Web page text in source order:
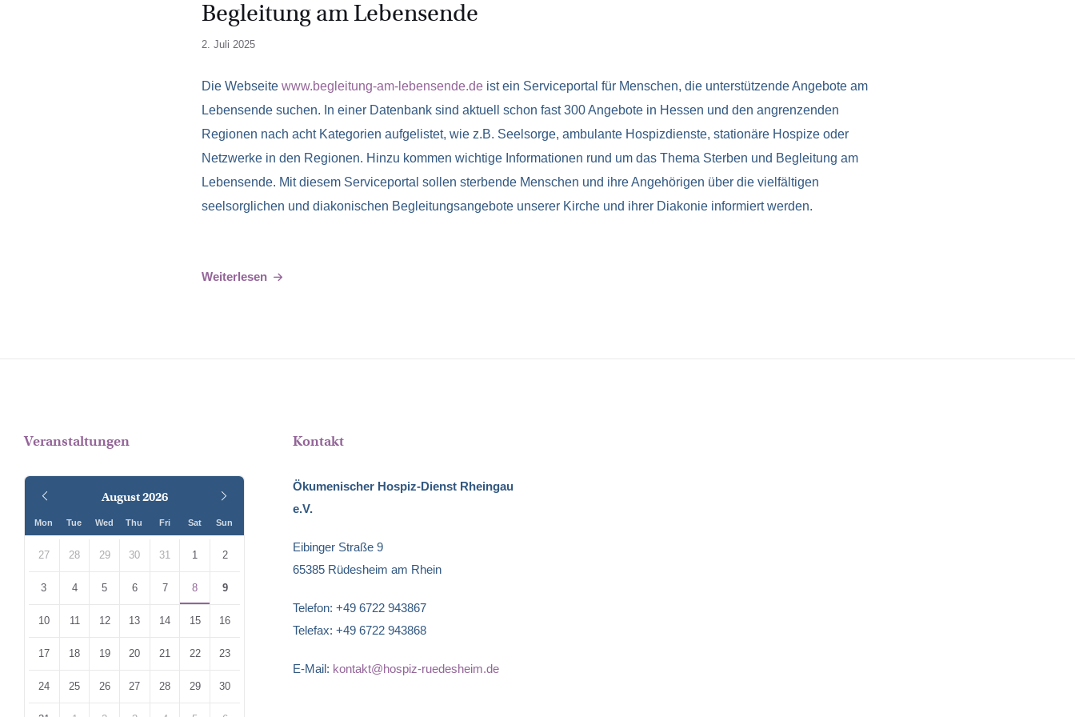
Begleitung am Lebensende
2. Juli 2025
Die Webseite www.begleitung-am-lebensende.de ist ein Serviceportal für Menschen, die unterstützende Angebote am
Lebensende suchen. In einer Datenbank sind aktuell schon fast 300 Angebote in Hessen und den angrenzenden
Regionen nach acht Kategorien aufgelistet, wie z.B. Seelsorge, ambulante Hospizdienste, stationäre Hospize oder
Netzwerke in den Regionen. Hinzu kommen wichtige Informationen rund um das Thema Sterben und Begleitung am
Lebensende. Mit diesem Serviceportal sollen sterbende Menschen und ihre Angehörigen über die vielfältigen
seelsorglichen und diakonischen Begleitungsangebote unserer Kirche und ihrer Diakonie informiert werden.
Weiterlesen
Veranstaltungen
August2026
Month
Month
Mon Tue Wed Thu Fri Sat Sun
calendar
27 28 29 30 31 1 2
3 4 5 6 7 8 9
10 11 12 13 14 15 16
17 18 19 20 21 22 23
24 25 26 27 28 29 30
Kontakt
Ökumenischer Hospiz-Dienst Rheingau
e.V.
Eibinger Straße 9
65385 Rüdesheim am Rhein
Telefon: +49 6722 943867
Telefax: +49 6722 943868
E-Mail: kontakt@hospiz-ruedesheim.de